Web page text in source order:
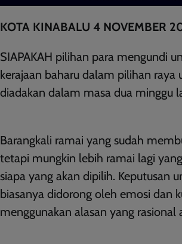
KOTA KINABALU 4 NOVEMBER
SIAPAKAH pilihan para mengundi
kerajaan baharu dalam pilihan raya
diadakan dalam masa dua minggu
Barangkali ramai yang sudah
tetapi mungkin lebih ramai lagi
siapa yang akan dipilih. Keputusan
biasanya didorong oleh emosi dan
menggunakan alasan yang rasional